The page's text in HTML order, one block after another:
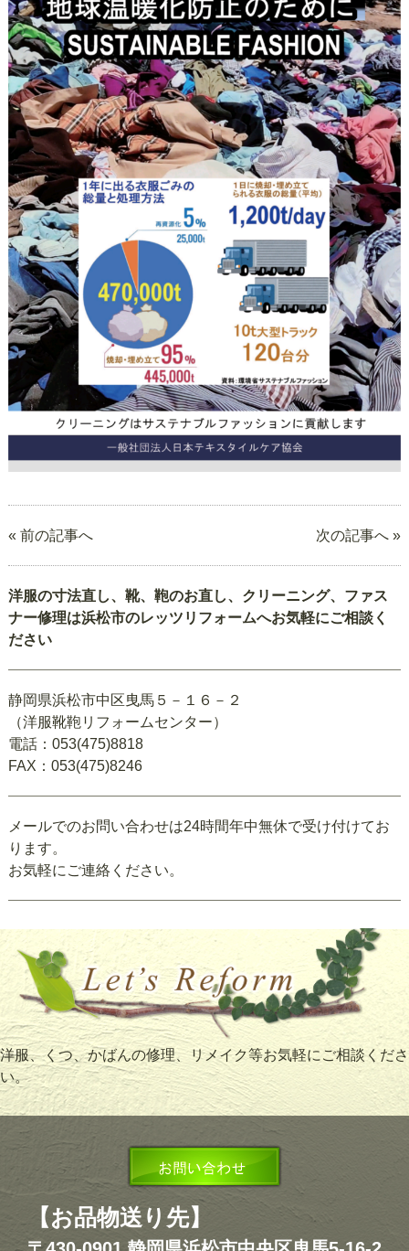
« 前の記事へ 次の記事へ »
洋服の寸法直し、靴、鞄のお直し、クリーニング、ファス
ナー修理は浜松市のレッツリフォームへお気軽にご相談く
ださい
静岡県浜松市中区曳馬５－１６－２
（洋服靴鞄リフォームセンター）
電話：053(475)8818
FAX：053(475)8246
メールでのお問い合わせは24時間年中無休で受け付けてお
ります。
お気軽にご連絡ください。
洋服、くつ、かばんの修理、リメイク等お気軽にご相談くださ
い。
【お品物送り先】